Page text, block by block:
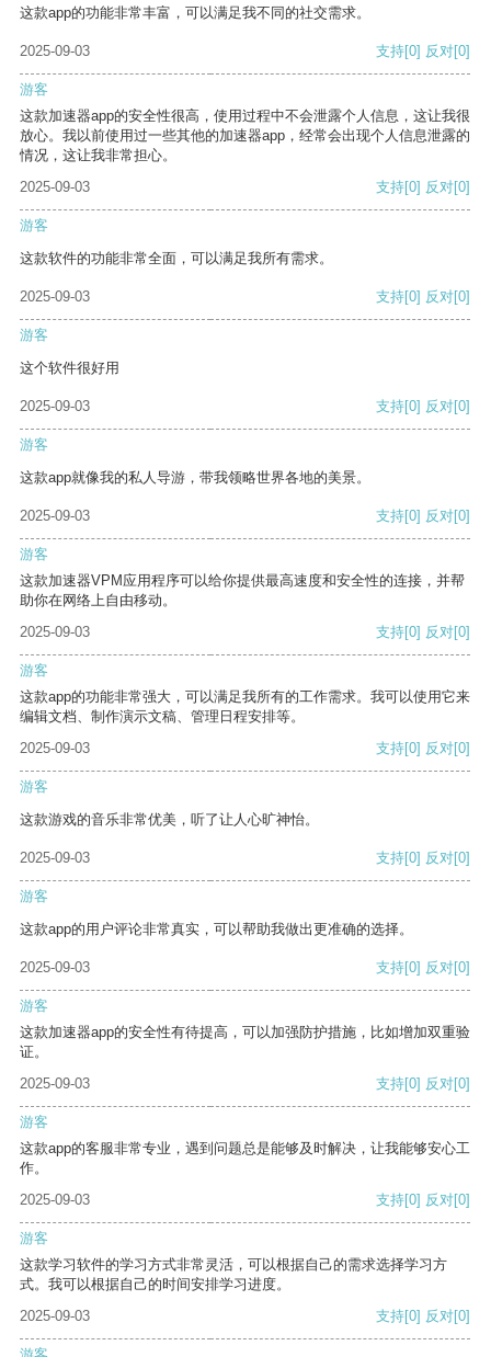
这款app的功能非常丰富，可以满足我不同的社交需求。
2025-09-03 支持[0] 反对[0]
游客
这款加速器app的安全性很高，使用过程中不会泄露个人信息，这让我很
放心。我以前使用过一些其他的加速器app，经常会出现个人信息泄露的
情况，这让我非常担心。
2025-09-03
支持[0] 反对[0]
游客
这款软件的功能非常全面，可以满足我所有需求。
2025-09-03 支持[0] 反对[0]
游客
这个软件很好用
2025-09-03 支持[0] 反对[0]
游客
这款app就像我的私人导游，带我领略世界各地的美景。
2025-09-03 支持[0] 反对[0]
游客
这款加速器VPM应用程序可以给你提供最高速度和安全性的连接，并帮
助你在网络上自由移动。
2025-09-03
支持[0] 反对[0]
游客
这款app的功能非常强大，可以满足我所有的工作需求。我可以使用它来
编辑文档、制作演示文稿、管理日程安排等。
2025-09-03
支持[0] 反对[0]
游客
这款游戏的音乐非常优美，听了让人心旷神怡。
2025-09-03 支持[0] 反对[0]
游客
这款app的用户评论非常真实，可以帮助我做出更准确的选择。
2025-09-03 支持[0] 反对[0]
游客
这款加速器app的安全性有待提高，可以加强防护措施，比如增加双重验
证。
2025-09-03
支持[0] 反对[0]
游客
这款app的客服非常专业，遇到问题总是能够及时解决，让我能够安心工
作。
2025-09-03
支持[0] 反对[0]
游客
这款学习软件的学习方式非常灵活，可以根据自己的需求选择学习方
式。我可以根据自己的时间安排学习进度。
2025-09-03
支持[0] 反对[0]